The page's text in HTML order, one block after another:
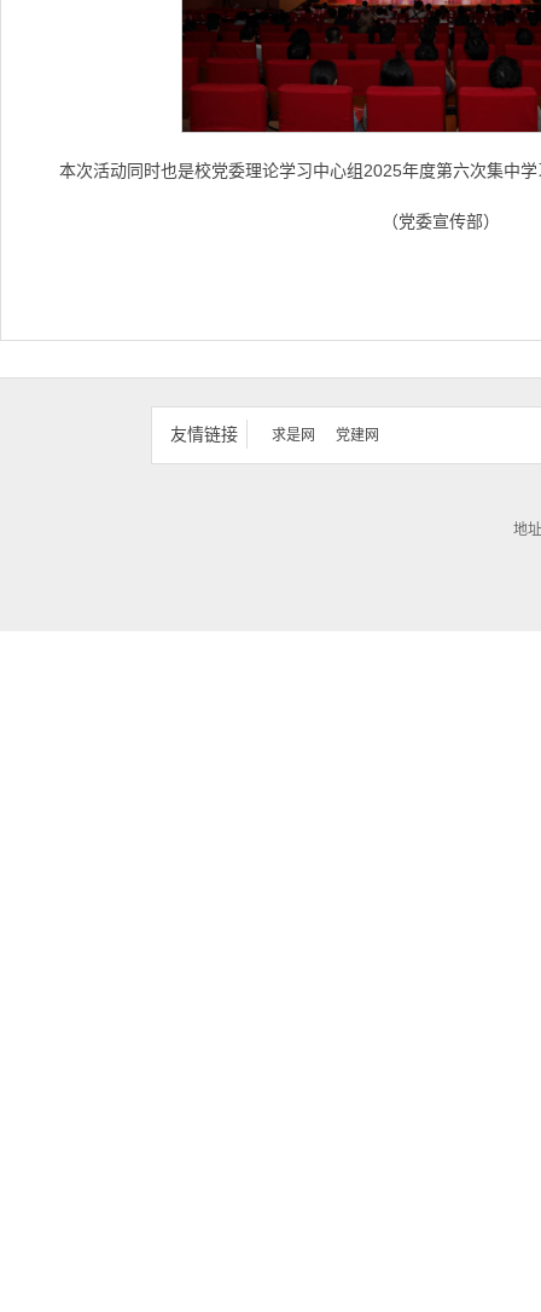
本次活动同时也是校党委理论学习中心组2025年度第六次集中学
（党委宣传部）
友情链接 求是网 党建网
地